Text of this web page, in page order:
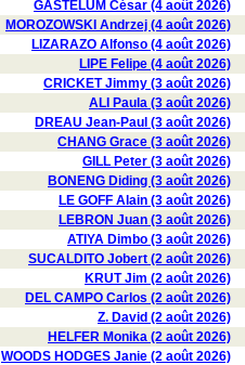
GASTELUM César (4 août 2026)
MOROZOWSKI Andrzej (4 août 2026)
LIZARAZO Alfonso (4 août 2026)
LIPE Felipe (4 août 2026)
CRICKET Jimmy (3 août 2026)
ALI Paula (3 août 2026)
DREAU Jean-Paul (3 août 2026)
CHANG Grace (3 août 2026)
GILL Peter (3 août 2026)
BONENG Diding (3 août 2026)
LE GOFF Alain (3 août 2026)
LEBRON Juan (3 août 2026)
ATIYA Dimbo (3 août 2026)
SUCALDITO Jobert (2 août 2026)
KRUT Jim (2 août 2026)
DEL CAMPO Carlos (2 août 2026)
Z. David (2 août 2026)
HELFER Monika (2 août 2026)
WOODS HODGES Janie (2 août 2026)